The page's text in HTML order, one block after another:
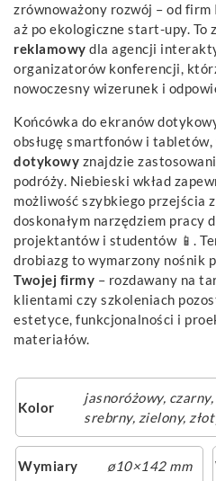
zrównoważony rozwój – od firm
aż po ekologiczne start-upy. To
reklamowy dla agencji
organizatorów konferencji,
nowoczesny wizerunek i
Końcówka do ekranów
obsługę smartfonów i tabletów,
dotykowy znajdzie
podróży. Niebieski wkład
możliwość szybkiego przejścia
doskonałym narzędziem pracy
projektantów i studentów 📱.
drobiazg to wymarzony nośnik
Twojej firmy – rozdawany na
klientami czy szkoleniach
estetyce, funkcjonalności i
materiałów.
Kolor
jasnoróżowy, czarny,
srebrny, zielony,
Wymiary ø10×142 mm